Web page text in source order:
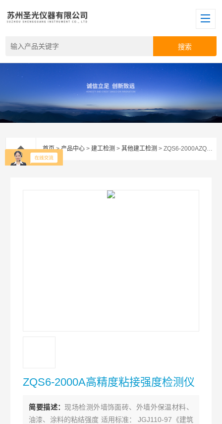
首页>产品中心 > 建工检测 >其他建工检测 > ZQS6-2000AZQS6-2000A高精度粘接强度检测仪
ZQS6-2000A高精度粘接强度检测仪
简要描述：现场检测外墙饰面砖、外墙外保温材料、
油漆、涂料的粘结强度 适用标准： JGJ110-97《建筑